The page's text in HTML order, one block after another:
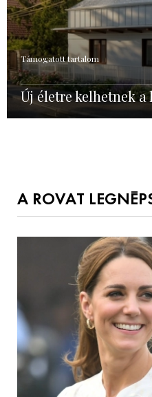
Támogatott tartalom
Új életre kelhetnek
A ROVAT